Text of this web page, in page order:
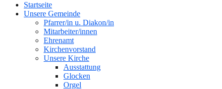
oben
Startseite
Unsere Gemeinde
Pfarrer/in u. Diakon/in
Mitarbeiter/innen
Ehrenamt
Kirchenvorstand
Unsere Kirche
Ausstattung
Glocken
Orgel